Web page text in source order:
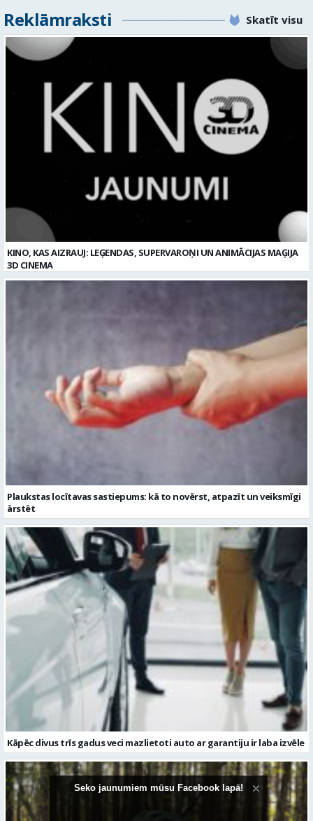
Reklāmraksti Skatīt visu
KINO, KAS AIZRAUJ: LEĢENDAS, SUPERVAROŅI UN ANIMĀCIJAS MAĢIJA
3D CINEMA
Plaukstas locītavas sastiepums: kā to novērst, atpazīt un veiksmīgi
ārstēt
Kāpēc divus trīs gadus veci mazlietoti auto ar garantiju ir laba izvēle
Seko jaunumiem mūsu Facebook lapā!